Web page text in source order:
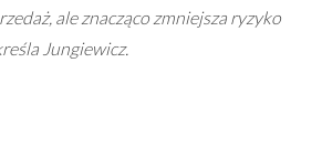
ale znacząco zmniejsza ryzyko
Jungiewicz.